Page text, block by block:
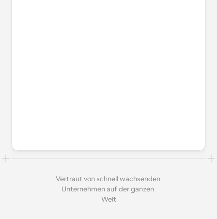
Vertraut von schnell wachsenden
Unternehmen auf der ganzen
Welt